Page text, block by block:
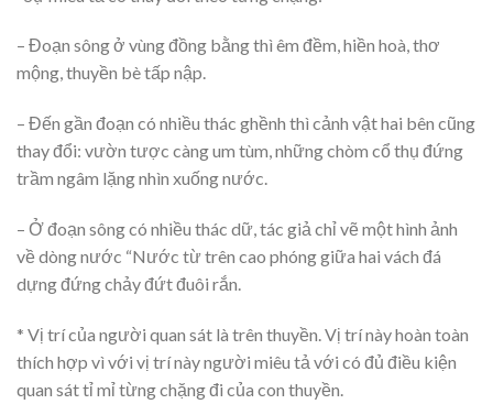
– Đoạn sông ở vùng đồng bằng thì êm đềm, hiền hoà, thơ
mộng, thuyền bè tấp nập.
– Đến gần đoạn có nhiều thác ghềnh thì cảnh vật hai bên cũng
thay đổi: vườn tược càng um tùm, những chòm cổ thụ đứng
trầm ngâm lặng nhìn xuống nước.
– Ở đoạn sông có nhiều thác dữ, tác giả chỉ vẽ một hình ảnh
về dòng nước “Nước từ trên cao phóng giữa hai vách đá
dựng đứng chảy đứt đuôi rắn.
* Vị trí của người quan sát là trên thuyền. Vị trí này hoàn toàn
thích hợp vì với vị trí này người miêu tả với có đủ điều kiện
quan sát tỉ mỉ từng chặng đi của con thuyền.